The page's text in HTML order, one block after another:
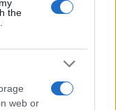
the
web or